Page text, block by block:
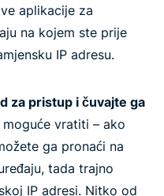
aplikacije za
na kojem ste prije
IP adresu.
za pristup i čuvajte ga
moguće vratiti – ako
ga pronaći na
tada trajno
IP adresi. Nitko od